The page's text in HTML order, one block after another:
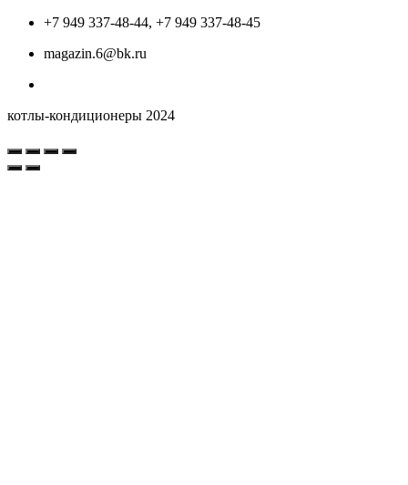
+7 949 337-48-44, +7 949 337-48-45
magazin.6@bk.ru
котлы-кондиционеры 2024